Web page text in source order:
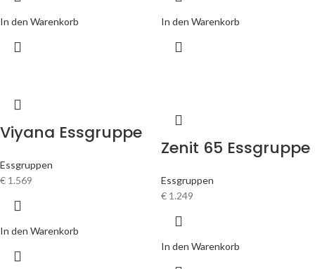
In den Warenkorb In den Warenkorb
Viyana Essgruppe
Essgruppen
€ 1.569
In den Warenkorb
Zenit 65 Essgruppe
Essgruppen
€ 1.249
In den Warenkorb